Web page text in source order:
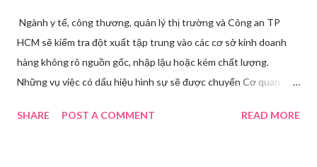
Ngành y tế, công thương, quản lý thị trường và Công an TP
HCM sẽ kiểm tra đột xuất tập trung vào các cơ sở kinh doanh
hàng không rõ nguồn gốc, nhập lậu hoặc kém chất lượng.
Những vụ việc có dấu hiệu hình sự sẽ được chuyển Cơ quan
Hoài Nam đã ký ban hành Kế hoạch số 4316/KH-SYT về việc
SHARE POST A COMMENT READ MORE